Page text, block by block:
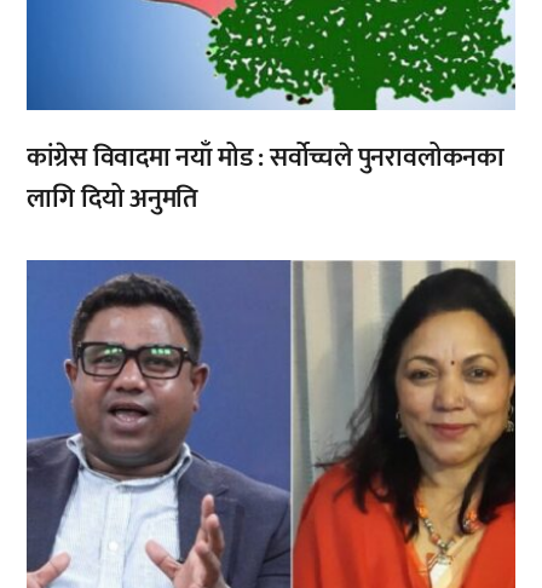
कांग्रेस विवादमा नयाँ मोड : सर्वोच्चले पुनरावलोकनका
लागि दियो अनुमति